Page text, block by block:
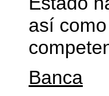
así
Banca